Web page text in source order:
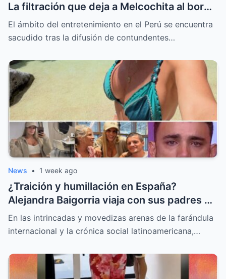
La filtración que deja a Melcochita al borde
del colapso emocional
El ámbito del entretenimiento en el Perú se encuentra
sacudido tras la difusión de contundentes…
News • 1 week ago
¿Traición y humillación en España?
Alejandra Baigorria viaja con sus padres y
le da la espalda a Said Palao
En las intrincadas y movedizas arenas de la farándula
internacional y la crónica social latinoamericana,…